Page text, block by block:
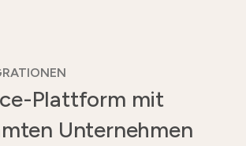
Plattform mit
Unternehmen